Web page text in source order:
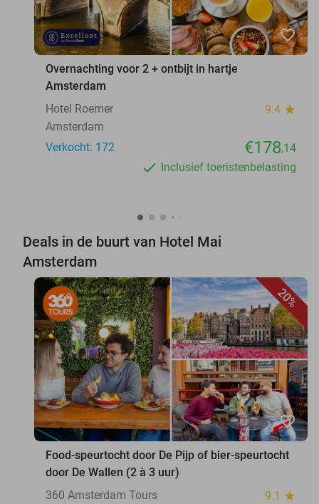
favorite_border
Overnachting voor 2 + ontbijt in hartje
Amsterdam
Hotel Roemer
9.4 star
Amsterdam
Verkocht: 172
€178,14
Inclusief toeristenbelasting
Deals in de buurt van Hotel Mai
Amsterdam
20%
favorite_border
Food-speurtocht door De Pijp of bier-speurtocht
door De Wallen (2 à 3 uur)
360 Amsterdam Tours
9.1 star